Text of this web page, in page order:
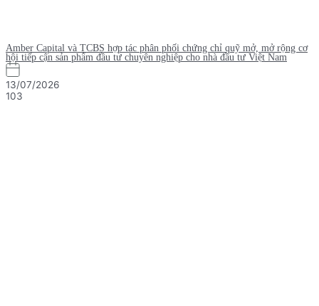
Amber Capital và TCBS hợp tác phân phối chứng chỉ quỹ mở, mở rộng cơ
hội tiếp cận sản phẩm đầu tư chuyên nghiệp cho nhà đầu tư Việt Nam
13/07/2026
103